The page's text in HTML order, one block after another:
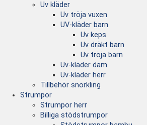
Uv kläder
Uv tröja vuxen
UV-kläder barn
Uv keps
Uv dräkt barn
Uv tröja barn
Uv-kläder dam
Uv-kläder herr
Tillbehör snorkling
Strumpor
Strumpor herr
Billiga stödstrumpor